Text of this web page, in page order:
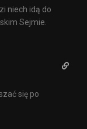
niech idą do
Sejmie.
się po